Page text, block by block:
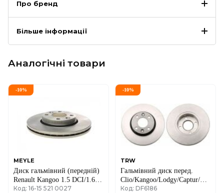
Про бренд
Більше інформації
Аналогічні товари
-10%
MEYLE
Диск гальмівний (передній)
Renault Kangoo 1.5 DCI/1.6
16V 08-/Dokker 12- (258x22)
Код: 16-15 521 0027
-10%
TRW
Гальмівний диск перед.
Clio/Kangoo/Lodgy/Captur/
W415 12-
Код: DF6186